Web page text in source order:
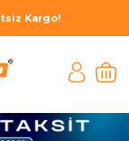
Kargo!